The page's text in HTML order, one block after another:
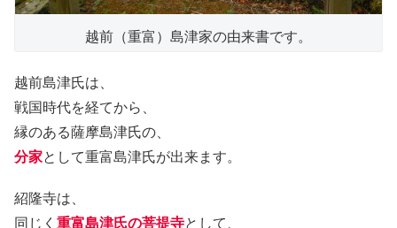
越前（重富）島津家の由来書です。
越前島津氏は、
戦国時代を経てから、
縁のある薩摩島津氏の、
分家として重富島津氏が出来ます。
紹隆寺は、
同じく 重富島津氏の菩提寺として、